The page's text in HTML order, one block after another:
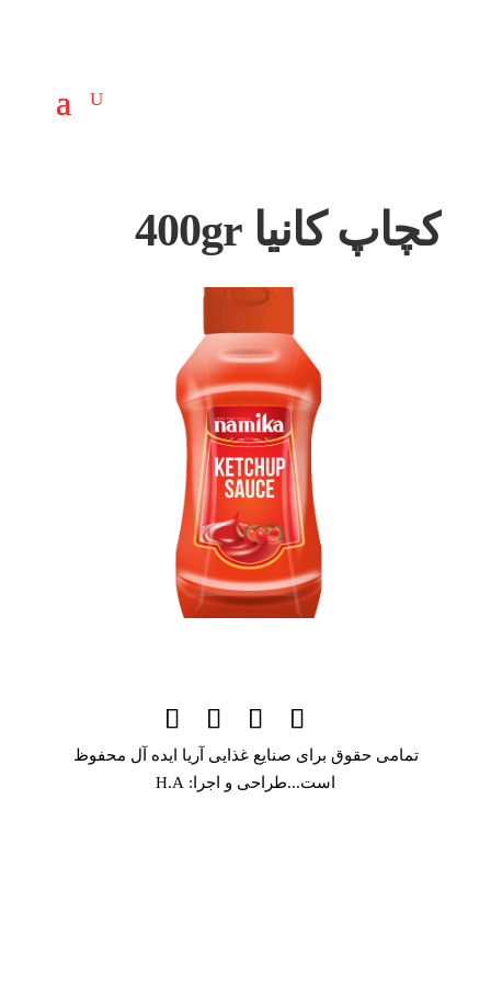
کچاپ کانیا 400gr
تمامی حقوق برای صنایع غذایی آریا ایده آل محفوظ
است...طراحی و اجرا: H.A